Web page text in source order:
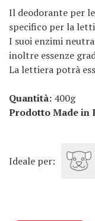
Il deodorante per
specifico per la
I suoi enzimi
inoltre essenze
La lettiera potrà
Quantità: 400g
Prodotto Made in
Ideale per: